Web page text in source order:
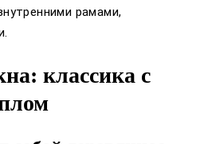
рамами,
классика с